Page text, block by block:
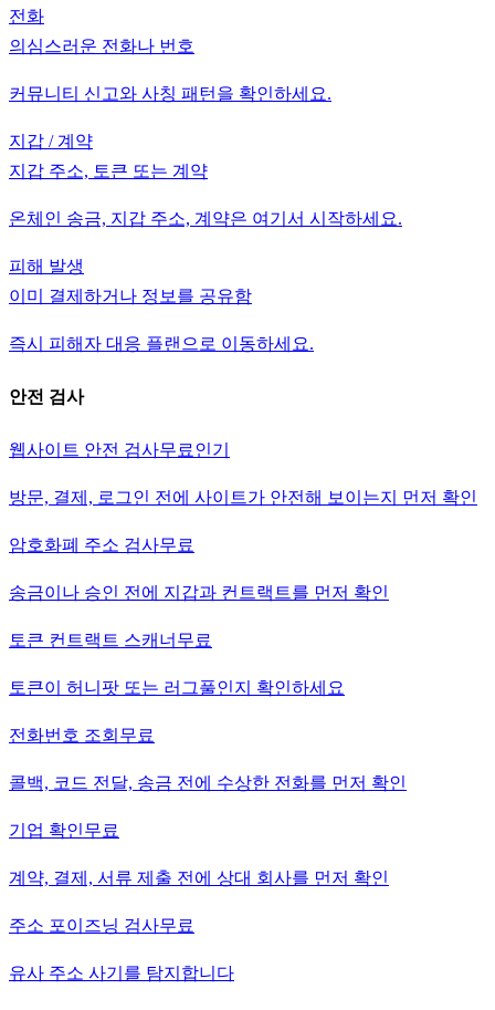
전화
의심스러운 전화나 번호
커뮤니티 신고와 사칭 패턴을 확인하세요.
지갑 / 계약
지갑 주소, 토큰 또는 계약
온체인 송금, 지갑 주소, 계약은 여기서 시작하세요.
피해 발생
이미 결제하거나 정보를 공유함
즉시 피해자 대응 플랜으로 이동하세요.
안전 검사
웹사이트 안전 검사무료인기
방문, 결제, 로그인 전에 사이트가 안전해 보이는지 먼저 확인
암호화폐 주소 검사무료
송금이나 승인 전에 지갑과 컨트랙트를 먼저 확인
토큰 컨트랙트 스캐너 무료
토큰이 허니팟 또는 러그풀인지 확인하세요
전화번호 조회 무료
콜백, 코드 전달, 송금 전에 수상한 전화를 먼저 확인
기업 확인무료
계약, 결제, 서류 제출 전에 상대 회사를 먼저 확인
주소 포이즈닝 검사무료
유사 주소 사기를 탐지합니다